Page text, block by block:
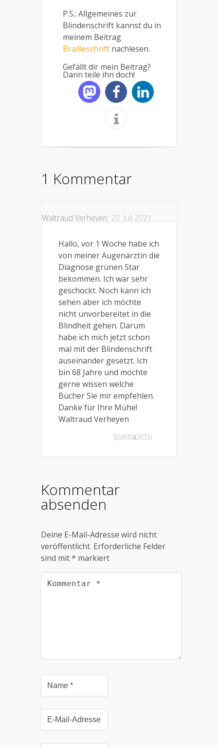
P.S.: Allgemeines zur
Blindenschrift kannst du in
meinem Beitrag
Brailleschrift nachlesen.
Gefällt dir mein Beitrag?
Dann teile ihn doch!
1 Kommentar
Waltraud Verheyen 20. Juli 2021
Hallo, vor 1 Woche habe ich
von meiner Augenärztin die
Diagnose grünen Star
bekommen. Ich war sehr
geschockt. Noch kann ich
sehen aber ich möchte
nicht unvorbereitet in die
Blindheit gehen. Darum
habe ich mich jetzt schon
mal mit der Blindenschrift
auseinander gesetzt. Ich
bin 68 Jahre und möchte
gerne wissen welche
Bücher Sie mir empfehlen.
Danke für Ihre Mühe!
Waltraud Verheyen
BEANTWORTEN
Kommentar
absenden
Deine E-Mail-Adresse wird nicht
veröffentlicht. Erforderliche Felder
sind mit* markiert